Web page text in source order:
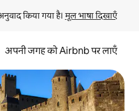
किया गया है। मूल भाषा दिखाएँ
अपनी जगह को Airbnb पर लाएँ